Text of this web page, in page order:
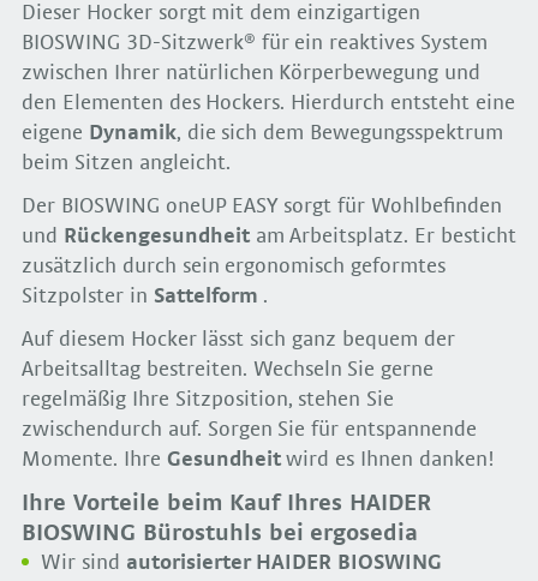
Dieser Hocker sorgt mit dem einzigartigen
BIOSWING 3D-Sitzwerk® für ein reaktives System
zwischen Ihrer natürlichen Körperbewegung und
den Elementen des Hockers. Hierdurch entsteht eine
eigene Dynamik, die sich dem Bewegungsspektrum
beim Sitzen angleicht.
Der BIOSWING oneUP EASY sorgt für Wohlbefinden
und
Rückengesundheitam Arbeitsplatz. Er besticht
zusätzlich durch sein ergonomisch geformtes
Sitzpolster in Sattelform .
Auf diesem Hocker lässt sich ganz bequem der
Arbeitsalltag bestreiten. Wechseln Sie gerne
regelmäßig Ihre Sitzposition, stehen Sie
zwischendurch auf. Sorgen Sie für entspannende
Momente. Ihre Gesundheitwird es Ihnen danken!
Ihre Vorteile beim Kauf Ihres HAIDER
BIOSWING Bürostuhls bei ergosedia
Wir sind autorisierter HAIDER BIOSWING